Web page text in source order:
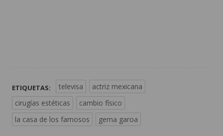
ETIQUETAS: televisa
actriz mexicana
cirugías estéticas
cambio físico
la casa de los famosos
gema garoa